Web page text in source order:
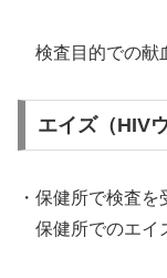
検査目的での献
エイズ（HIV
・保健所で検査を
保健所でのエイ